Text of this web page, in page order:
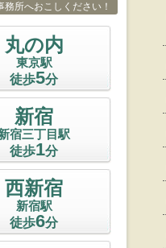
務所へおこしください！
丸の内
東京駅
徒歩5分
新宿
宿三丁目駅
徒歩1分
西新宿
新宿駅
徒歩6分